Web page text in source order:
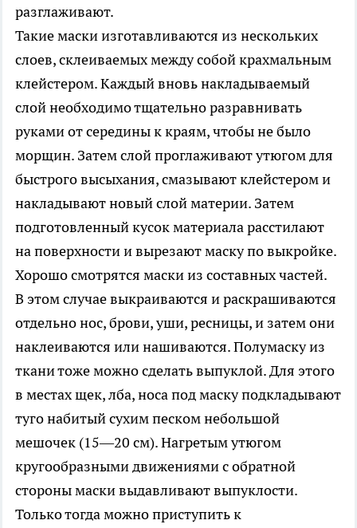
разглаживают.
Такие маски изготавливаются из нескольких
слоев, склеиваемых между собой крахмальным
клейстером. Каждый вновь накладываемый
слой необходимо тщательно разравнивать
руками от середины к краям, чтобы не было
морщин. Затем слой проглаживают утюгом для
быстрого высыхания, смазывают клейстером и
накладывают новый слой материи. Затем
подготовленный кусок материала расстилают
на поверхности и вырезают маску по выкройке.
Хорошо смотрятся маски из составных частей.
В этом случае выкраиваются и раскрашиваются
отдельно нос, брови, уши, ресницы, и затем они
наклеиваются или нашиваются. Полумаску из
ткани тоже можно сделать выпуклой. Для этого
в местах щек, лба, носа под маску подкладывают
туго набитый сухим песком небольшой
мешочек (15—20 см). Нагретым утюгом
кругообразными движениями с обратной
стороны маски выдавливают выпуклости.
Только тогда можно приступить к